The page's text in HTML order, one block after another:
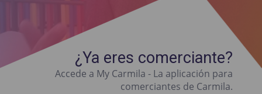
¿Ya eres comerciante?
Accede a My Carmila - La aplicación para
comerciantes de Carmila.